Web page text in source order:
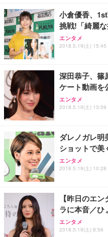
小倉優香、
挑戦!「綺麗
エンタメ
2018.5.19(土) 15:45
深田恭子、篠
ケート動画を
エンタメ
2018.5.19(土) 13:09
ダレノガレ明
ショットで美
エンタメ
2018.5.19(土) 10:28
【昨日のエ
ラに本音／ひ
エンタメ
2018.5.19(土) 8:56